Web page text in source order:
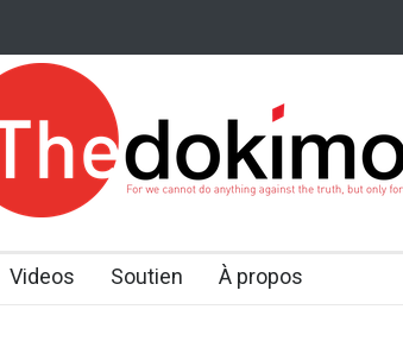
Videos Soutien À propos